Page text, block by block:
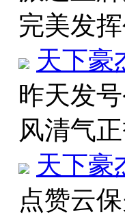
完美发
天下豪
昨天发
风清气
天下豪
点赞云